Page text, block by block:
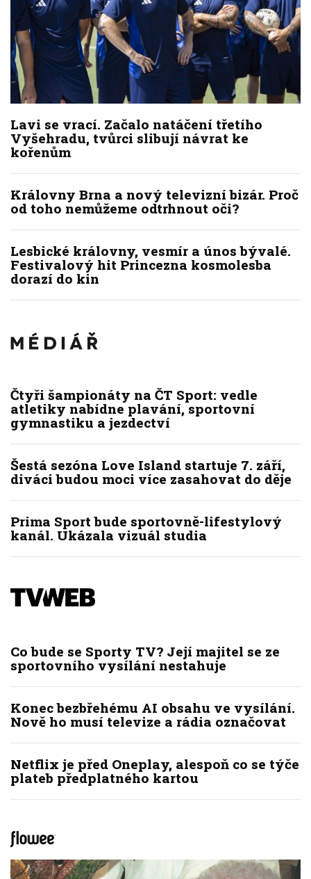
Lavi se vrací. Začalo natáčení třetího
Vyšehradu, tvůrci slibují návrat ke
kořenům
Královny Brna a nový televizní bizár. Proč
od toho nemůžeme odtrhnout oči?
Lesbické královny, vesmír a únos bývalé.
Festivalový hit Princezna kosmolesba
dorazí do kin
Čtyři šampionáty na ČT Sport: vedle
atletiky nabídne plavání, sportovní
gymnastiku a jezdectví
Šestá sezóna Love Island startuje 7. září,
diváci budou moci více zasahovat do děje
Prima Sport bude sportovně-lifestylový
kanál. Ukázala vizuál studia
Co bude se Sporty TV? Její majitel se ze
sportovního vysílání nestahuje
Konec bezbřehému AI obsahu ve vysílání.
Nově ho musí televize a rádia označovat
Netflix je před Oneplay, alespoň co se týče
plateb předplatného kartou